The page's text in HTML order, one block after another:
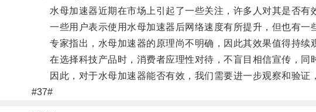
水母加速器近期在市场上引起了一些关注，许多人对其是否有
一些用户表示使用水母加速器后网络速度有所提升，但也有一
专家指出，水母加速器的原理尚不明确，因此其效果值得持续
在选择科技产品时，消费者应理性对待，不盲目相信宣传，同
因此，对于水母加速器能否有效，我们需要进一步观察和验证
#37#